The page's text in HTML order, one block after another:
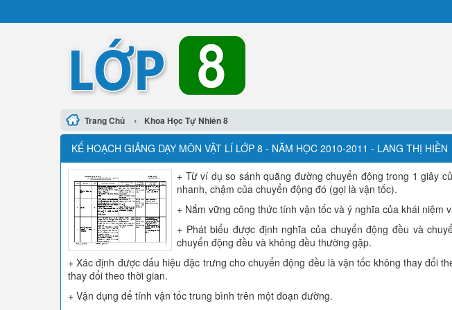
Trang Chủ › Khoa Học Tự Nhiên 8
KẾ HOẠCH GIẢNG DẠY MÔN VẬT LÍ LỚP 8 - NĂM HỌC 2010-2011 - LANG THỊ HIỀN
+ Từ ví dụ so sánh quãng đường chuyển động trong 1 giây
nhanh, chậm của chuyển động đó (gọi là vận tốc).
+ Nắm vững công thức tính vận tốc và ý nghĩa của khái niệm
+ Phát biểu được định nghĩa của chuyển động đều và
chuyển động đều và không đều thường gặp.
+ Xác định được dấu hiệu đặc trưng cho chuyển động đều là vận tốc không thay đổi
thay đổi theo thời gian.
+ Vận dụng để tính vận tốc trung bình trên một đoạn đường.